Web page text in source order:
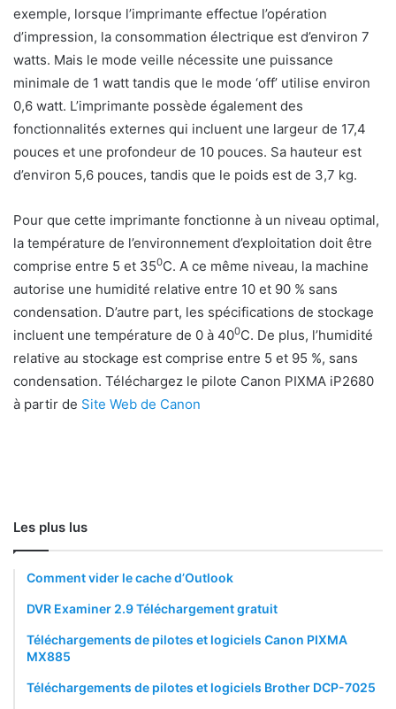
exemple, lorsque l’imprimante effectue l’opération
d’impression, la consommation électrique est d’environ 7
watts. Mais le mode veille nécessite une puissance
minimale de 1 watt tandis que le mode ‘off’ utilise environ
0,6 watt. L’imprimante possède également des
fonctionnalités externes qui incluent une largeur de 17,4
pouces et une profondeur de 10 pouces. Sa hauteur est
d’environ 5,6 pouces, tandis que le poids est de 3,7 kg.
Pour que cette imprimante fonctionne à un niveau optimal,
la température de l’environnement d’exploitation doit être
comprise entre 5 et 350C. A ce même niveau, la machine
autorise une humidité relative entre 10 et 90 % sans
condensation. D’autre part, les spécifications de stockage
incluent une température de 0 à 400C. De plus, l’humidité
relative au stockage est comprise entre 5 et 95 %, sans
condensation. Téléchargez le pilote Canon PIXMA iP2680
à partir de Site Web de Canon
Les plus lus
Comment vider le cache d’Outlook
DVR Examiner 2.9 Téléchargement gratuit
Téléchargements de pilotes et logiciels Canon PIXMA
MX885
Téléchargements de pilotes et logiciels Brother DCP-7025